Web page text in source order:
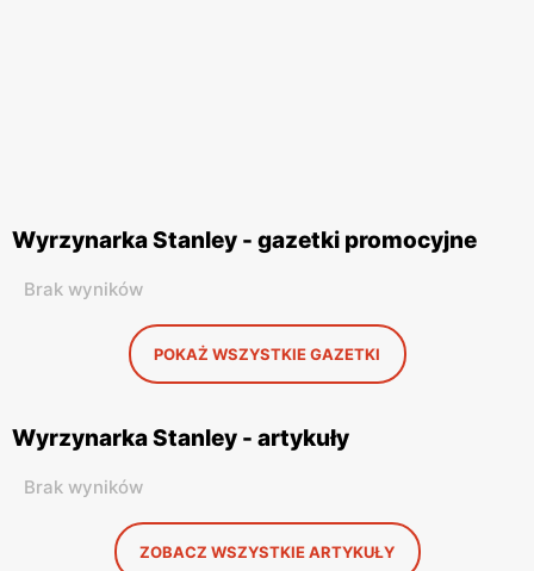
Wyrzynarka Stanley - gazetki promocyjne
Brak wyników
POKAŻ WSZYSTKIE GAZETKI
Wyrzynarka Stanley - artykuły
Brak wyników
ZOBACZ WSZYSTKIE ARTYKUŁY